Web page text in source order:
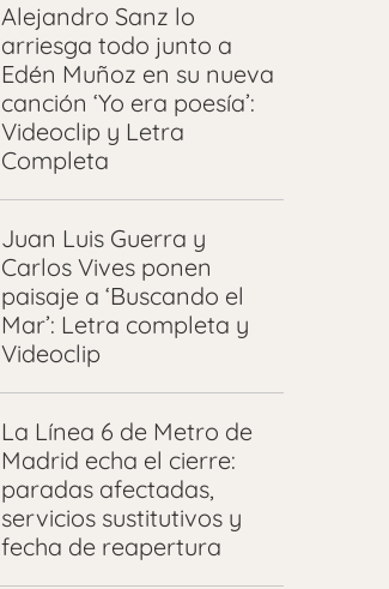
Alejandro Sanz lo
arriesga todo junto a
Edén Muñoz en su nueva
canción ‘Yo era poesía’:
Videoclip y Letra
Completa
Juan Luis Guerra y
Carlos Vives ponen
paisaje a ‘Buscando el
Mar’: Letra completa y
Videoclip
La Línea 6 de Metro de
Madrid echa el cierre:
paradas afectadas,
servicios sustitutivos y
fecha de reapertura